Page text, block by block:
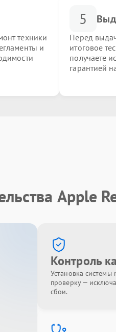
техники
и
5
Перед
итоговое
получаете
гарантией
Apple
Контроль
Установка системы
проверку —
сбои.